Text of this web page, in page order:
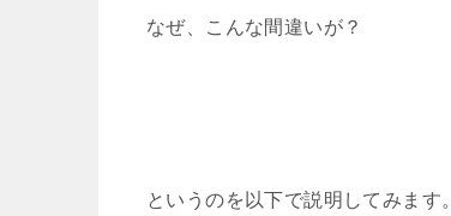
なぜ、こんな間違いが？
というのを以下で説明してみます。